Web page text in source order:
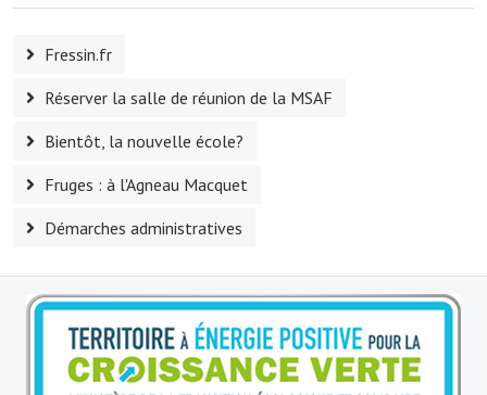
Les panneaux du patrimoine
Le château
Georges Bernanos
Fressin.fr
Réserver la salle de réunion de la MSAF
Bientôt, la nouvelle école?
Fruges : à l'Agneau Macquet
Démarches administratives